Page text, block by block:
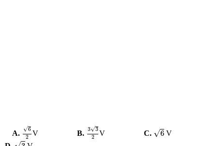
A.
√6
2
2
V B. 3√3
2
33 2
V C. √6 V